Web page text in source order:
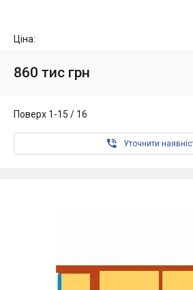
Ціна:
860 тис грн
Поверх 1-15 / 16
 Уточнити